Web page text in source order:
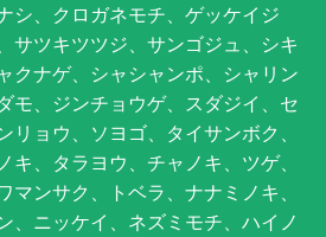
シ、クロガネモチ、ゲッケイジ
サツキツツジ、サンゴジュ、シキ
クナゲ、シャシャンポ、シャリン
モ、ジンチョウゲ、スダジイ、セ
リョウ、ソヨゴ、タイサンボク、
キ、タラヨウ、チャノキ、ツゲ、
マンサク、トベラ、ナナミノキ、
、ニッケイ、ネズミモチ、ハイノ